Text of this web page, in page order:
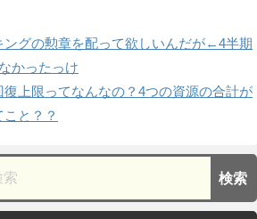
ングの勲章を配って欲しいんだが←4半期
かったっけ
復上限ってなんなの？4つの資源の合計が
と？？